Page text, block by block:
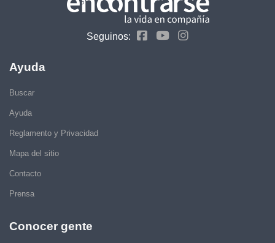
Seguinos:
Ayuda
Buscar
Ayuda
Reglamento y Privacidad
Mapa del sitio
Contacto
Prensa
Conocer gente